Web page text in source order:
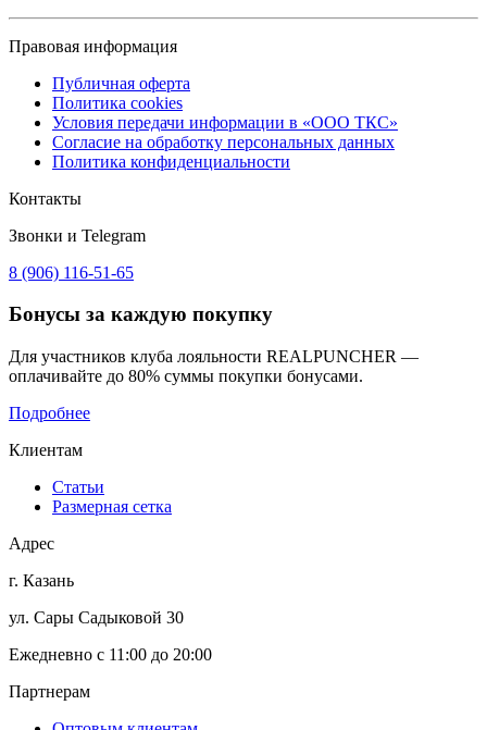
Правовая информация
Публичная оферта
Политика cookies
Условия передачи информации в «ООО ТКС»
Согласие на обработку персональных данных
Политика конфиденциальности
Контакты
Звонки и Telegram
8 (906) 116-51-65
Бонусы за каждую покупку
Для участников клуба лояльности REALPUNCHER —
оплачивайте до 80% суммы покупки бонусами.
Подробнее
Клиентам
Статьи
Размерная сетка
Адрес
г. Казань
ул. Сары Садыковой 30
Ежедневно с 11:00 до 20:00
Партнерам